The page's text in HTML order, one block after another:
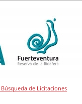
Búsqueda de Licitaciones